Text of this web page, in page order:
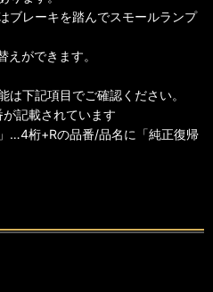
ブレーキを踏んでスモールランプ
ができます。
下記項目でご確認ください。
記載されています
桁+Rの品番/品名に「純正復帰